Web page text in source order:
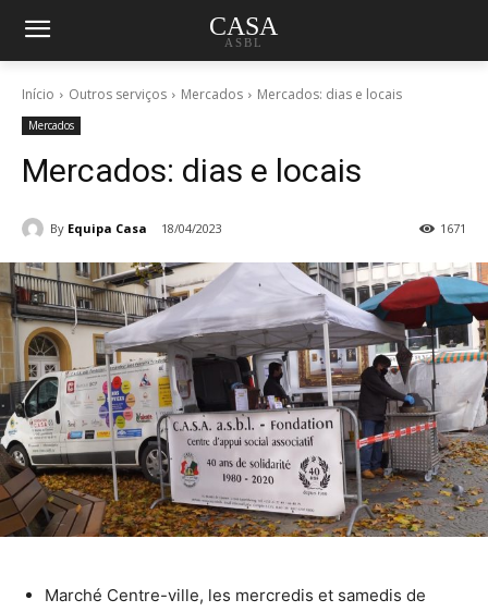
CASA
ASBL
Início Outros serviços Mercados Mercados: dias e locais
Mercados
Mercados: dias e locais
By Equipa Casa 18/04/2023 1671
Marché Centre-ville, les mercredis et samedis de